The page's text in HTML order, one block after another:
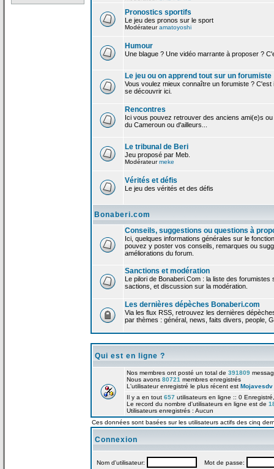
Pronostics sportifs
Le jeu des pronos sur le sport
Modérateuramatoyoshi
Humour
Une blague ? Une vidéo marrante à proposer ?
Le jeu ou on apprend tout sur un forumiste
Vous voulez mieux connaître un forumiste ? C'est
se découvrir ici.
Rencontres
Ici vous pouvez retrouver des anciens ami(e)s
du Cameroun ou d'ailleurs...
Le tribunal de Beri
Jeu proposé par Meb.
Modérateurmeke
Vérités et défis
Le jeu des vérités et des défis
Bonaberi.com
Conseils, suggestions ou questions à
Ici, quelques informations générales sur le
pouvez y poster vos conseils, remarques ou
améliorations du forum.
Sanctions et modération
Le pilori de Bonaberi.Com : la liste des
sactions, et discussion sur la modération.
Les dernières dépèches Bonaberi.com
Via les flux RSS, retrouvez les dernières
par thèmes : général, news, faits divers, people,
Qui est en ligne ?
Nos membres ont posté un total de 391809
Nous avons 80721 membres enregistrés
L'utilisateur enregistré le plus récent est Mojavesdv
Il y a en tout 657 utilisateurs en ligne :: 0
Le record du nombre d'utilisateurs en ligne est de
Utilisateurs enregistrés : Aucun
Ces données sont basées sur les utilisateurs actifs des cinq
Connexion
Nom d'utilisateur: Mot de passe: